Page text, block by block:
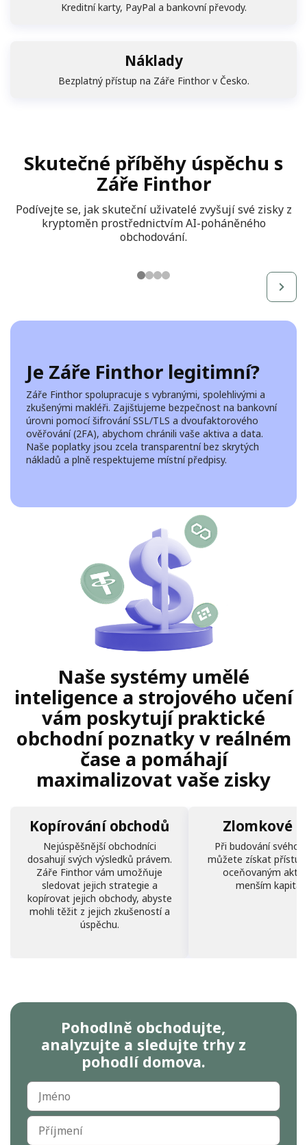
Kreditní karty, PayPal a bankovní převody.
Náklady
Bezplatný přístup na Záře Finthor v Česko.
Skutečné příběhy úspěchu s
Záře Finthor
Podívejte se, jak skuteční uživatelé zvyšují své zisky z
kryptoměn prostřednictvím AI-poháněného
obchodování.
Je Záře Finthor legitimní?
Záře Finthor spolupracuje s vybranými, spolehlivými a
zkušenými makléři. Zajišťujeme bezpečnost na bankovní
úrovni pomocí šifrování SSL/TLS a dvoufaktorového
ověřování (2FA), abychom chránili vaše aktiva a data.
Naše poplatky jsou zcela transparentní bez skrytých
nákladů a plně respektujeme místní předpisy.
Naše systémy umělé
inteligence a strojového učení
vám poskytují praktické
obchodní poznatky v reálném
čase a pomáhají
maximalizovat vaše zisky
Kopírování obchodů
Nejúspěšnější obchodníci
dosahují svých výsledků právem.
Záře Finthor vám umožňuje
sledovat jejich strategie a
kopírovat jejich obchody, abyste
mohli těžit z jejich zkušeností a
úspěchu.
Zlomkové
Při budování svého
můžete získat
oceňovaným
menším
Pohodlně obchodujte,
analyzujte a sledujte trhy z
pohodlí domova.